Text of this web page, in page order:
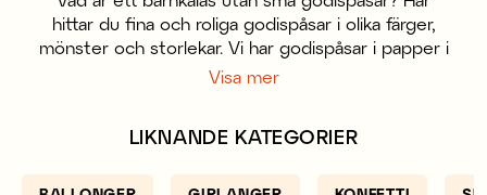
NO / NKR
hittar du fina och roliga godispåsar i olika färger,
mönster och storlekar. Vi har godispåsar i papper i
ett flertal färger som bruna, rosa randiga och
fiskedammen på födelsedagskalaset. En jätteenkel
lek som alla barn älskar. Vil du fylla påsarna med
Visa mer
LIKNANDE KATEGORIER